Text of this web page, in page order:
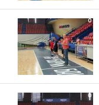
0
0